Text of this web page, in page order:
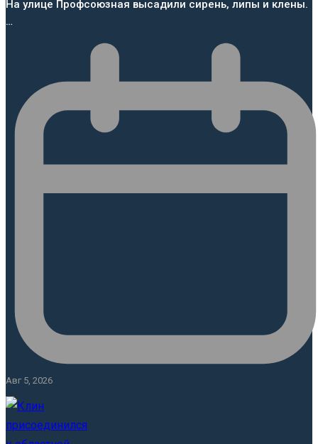
На улице Профсоюзная высадили сирень, липы и клены.
…
Авг 5, 2026